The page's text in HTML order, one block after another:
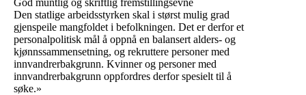
Den statlige arbeidsstyrken skal i størst mulig grad
gjenspeile mangfoldet i befolkningen. Det er derfor et
personalpolitisk mål å oppnå en balansert alders- og
kjønnssammensetning, og rekruttere personer med
innvandrerbakgrunn. Kvinner og personer med
innvandrerbakgrunn oppfordres derfor spesielt til å
søke.»